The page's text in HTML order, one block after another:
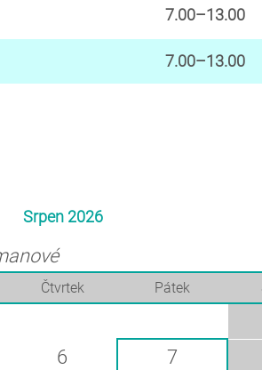
7.00–13.00
7.00–13.00
Srpen 2026
Čtvrtek Pátek
6 7